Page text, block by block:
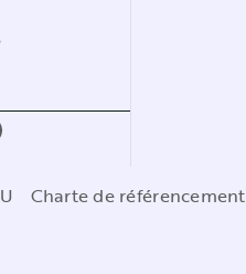
Charte de référencement